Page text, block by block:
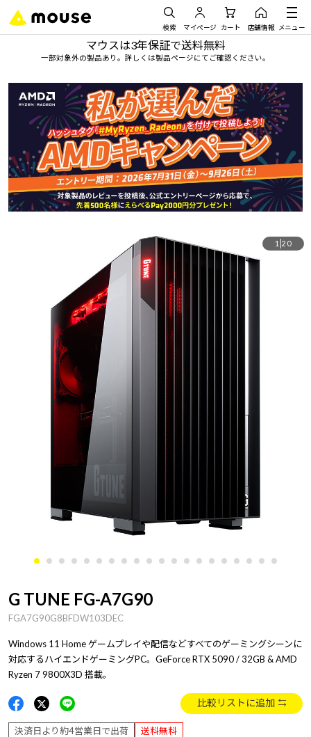
検索 マイページ カート 店舗情報 メニュー
マウスは3年保証で送料無料
一部対象外の製品あり。詳しくは製品ページにてご確認ください。
1 20
G TUNE FG-A7G90
FGA7G90G8BFDW103DEC
Windows 11 Home ゲームプレイや配信などすべてのゲーミングシーンに
対応するハイエンドゲーミングPC。GeForce RTX 5090 / 32GB & AMD
Ryzen 7 9800X3D 搭載。
比較リストに追加
決済日より約4営業日で出荷 送料無料